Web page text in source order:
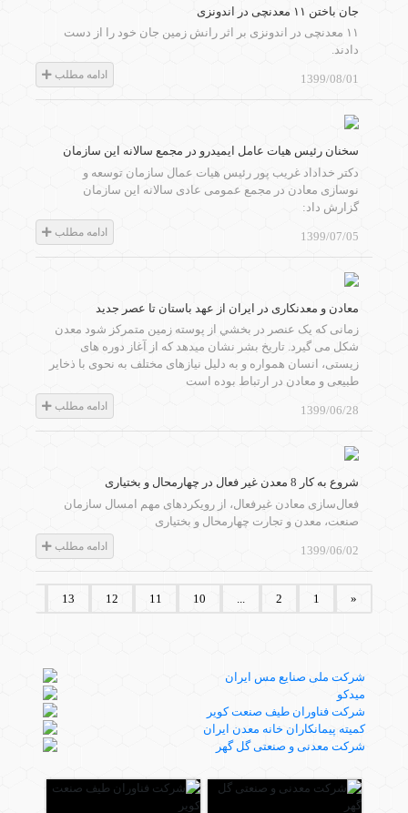
جان باختن ۱۱ معدنچی در اندونزی
۱۱ معدنچی در اندونزی بر اثر رانش زمین جان خود را از دست
دادند.
1399/08/01 ادامه مطلب
سخنان رئیس هیات عامل ایمیدرو در مجمع سالانه این سازمان
دکتر خداداد غریب پور رئیس هیات عمال سازمان توسعه و
نوسازی معادن در مجمع عمومی عادی سالانه این سازمان
گزارش داد:
1399/07/05 ادامه مطلب
معادن و معدنکاری در ایران از عهد باستان تا عصر جدید
زمانی که يک عنصر در بخشي از پوسته زمين متمرکز شود معدن
شکل می گيرد. تاريخ بشر نشان مي‏دهد که از آغاز دوره‏ های
زيستی، انسان همواره و به دليل نياز‏های مختلف به نحوی با ذخاير
طبيعی و معادن در ارتباط بوده است
1399/06/28 ادامه مطلب
شروع به کار 8 معدن غیر فعال در چهارمحال و بختیاری
فعال‌سازی معادن غیرفعال، از رویکردهای مهم امسال سازمان
صنعت، معدن و تجارت چهارمحال و بختیاری
1399/06/02 ادامه مطلب
«
1
2
10
11
12
13